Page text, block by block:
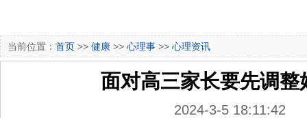
当前位置： 首页 >> 健康 >> 心理事 >> 心理资讯
面对高三家长要先调整
2024-3-5 18:11:42